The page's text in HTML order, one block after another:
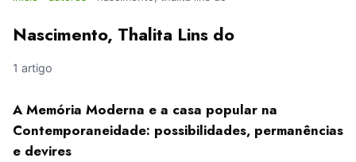
Nascimento, Thalita Lins do
1 artigo
A Memória Moderna e a casa popular na
Contemporaneidade: possibilidades, permanências
e devires